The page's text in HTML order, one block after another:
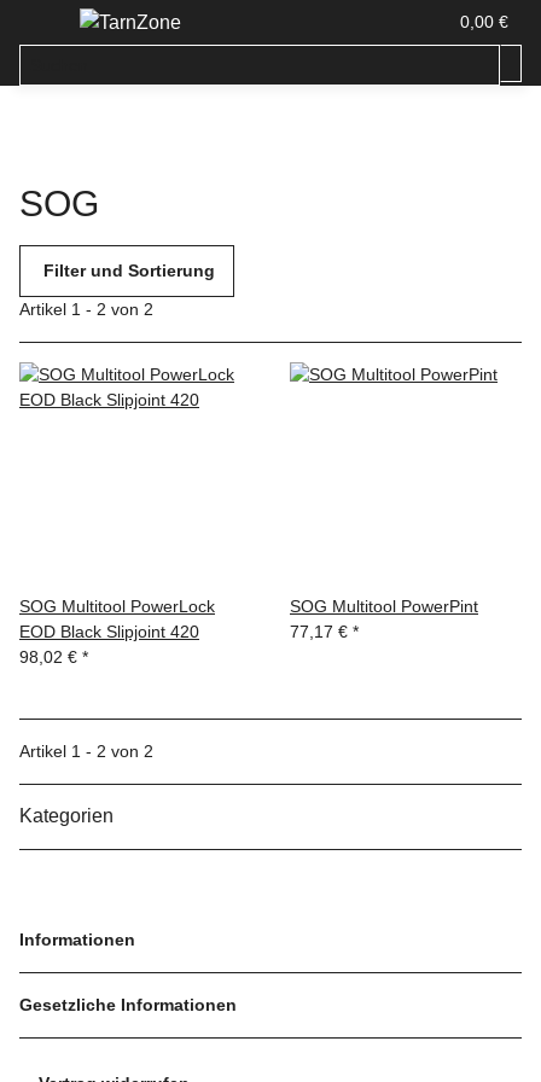
0,00 €
SOG
Filter und Sortierung
Artikel 1 - 2 von 2
SOG Multitool PowerLock
EOD Black Slipjoint 420
98,02 € *
SOG Multitool PowerPint
77,17 € *
Artikel 1 - 2 von 2
Kategorien
Informationen
Gesetzliche Informationen